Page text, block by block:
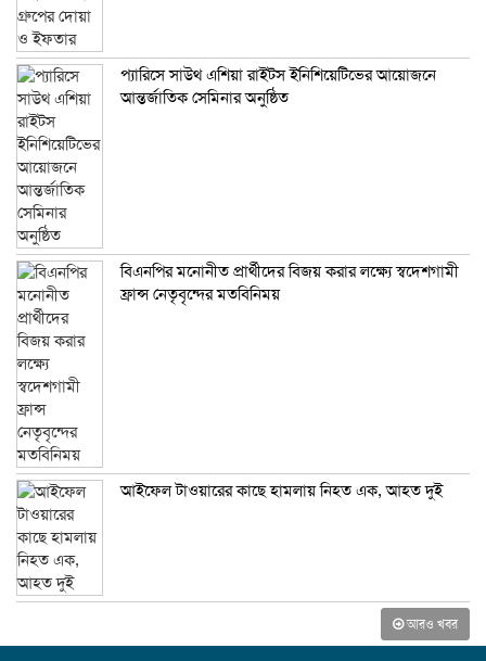
প্যারিসে সাউথ এশিয়া রাইটস ইনিশিয়েটিভের আয়োজনে
আন্তর্জাতিক সেমিনার অনুষ্ঠিত
বিএনপির মনোনীত প্রার্থীদের বিজয় করার লক্ষ্যে স্বদেশগামী
ফ্রান্স নেতৃবৃন্দের মতবিনিময়
আইফেল টাওয়ারের কাছে হামলায় নিহত এক, আহত দুই
আরও খবর